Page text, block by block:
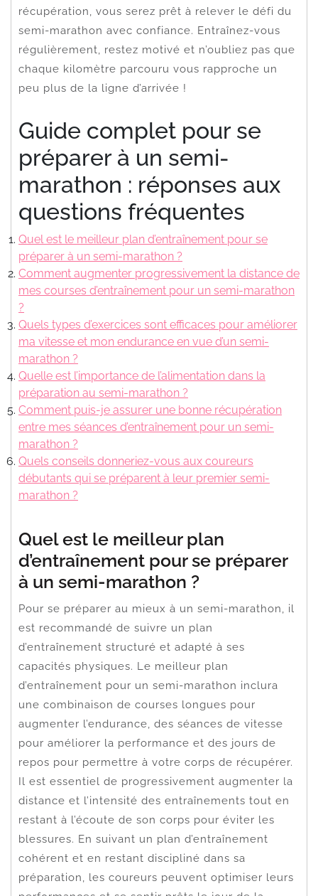
récupération, vous serez prêt à relever le défi du
semi-marathon avec confiance. Entraînez-vous
régulièrement, restez motivé et n’oubliez pas que
chaque kilomètre parcouru vous rapproche un
peu plus de la ligne d’arrivée !
Guide complet pour se
préparer à un semi-
marathon : réponses aux
questions fréquentes
Quel est le meilleur plan d’entraînement pour se
préparer à un semi-marathon ?
Comment augmenter progressivement la distance de
mes courses d’entraînement pour un semi-marathon
?
Quels types d’exercices sont efficaces pour améliorer
ma vitesse et mon endurance en vue d’un semi-
marathon ?
Quelle est l’importance de l’alimentation dans la
préparation au semi-marathon ?
Comment puis-je assurer une bonne récupération
entre mes séances d’entraînement pour un semi-
marathon ?
Quels conseils donneriez-vous aux coureurs
débutants qui se préparent à leur premier semi-
marathon ?
Quel est le meilleur plan
d’entraînement pour se préparer
à un semi-marathon ?
Pour se préparer au mieux à un semi-marathon, il
est recommandé de suivre un plan
d’entraînement structuré et adapté à ses
capacités physiques. Le meilleur plan
d’entraînement pour un semi-marathon inclura
une combinaison de courses longues pour
augmenter l’endurance, des séances de vitesse
pour améliorer la performance et des jours de
repos pour permettre à votre corps de récupérer.
Il est essentiel de progressivement augmenter la
distance et l’intensité des entraînements tout en
restant à l’écoute de son corps pour éviter les
blessures. En suivant un plan d’entraînement
cohérent et en restant discipliné dans sa
préparation, les coureurs peuvent optimiser leurs